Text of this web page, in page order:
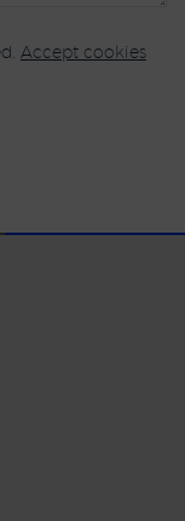
Accept cookies